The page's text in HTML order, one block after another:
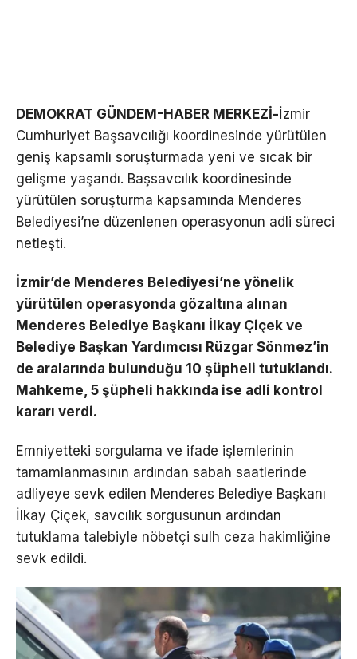
DEMOKRAT GÜNDEM-HABER MERKEZİ-İzmir
Cumhuriyet Başsavcılığı koordinesinde yürütülen
geniş kapsamlı soruşturmada yeni ve sıcak bir
gelişme yaşandı. Başsavcılık koordinesinde
yürütülen soruşturma kapsamında Menderes
Belediyesi’ne düzenlenen operasyonun adli süreci
netleşti.
İzmir’de Menderes Belediyesi’ne yönelik
yürütülen operasyonda gözaltına alınan
Menderes Belediye Başkanı İlkay Çiçek ve
Belediye Başkan Yardımcısı Rüzgar Sönmez’in
de aralarında bulunduğu 10 şüpheli tutuklandı.
Mahkeme, 5 şüpheli hakkında ise adli kontrol
kararı verdi.
Emniyetteki sorgulama ve ifade işlemlerinin
tamamlanmasının ardından sabah saatlerinde
adliyeye sevk edilen Menderes Belediye Başkanı
İlkay Çiçek, savcılık sorgusunun ardından
tutuklama talebiyle nöbetçi sulh ceza hakimliğine
sevk edildi.